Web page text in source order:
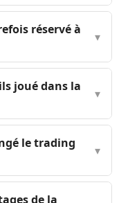
réservé à
▾
joué dans la
▾
le trading
▾
de la